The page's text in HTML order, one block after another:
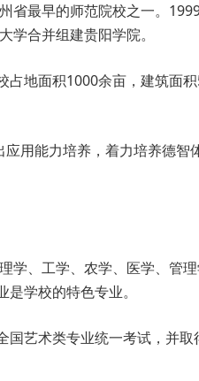
省最早的师范院校之一。
合并组建贵阳学院。
占地面积1000余亩，建筑面
用能力培养，着力培养德智
学、工学、农学、医学、管
学校的特色专业。
国艺术类专业统一考试，并取